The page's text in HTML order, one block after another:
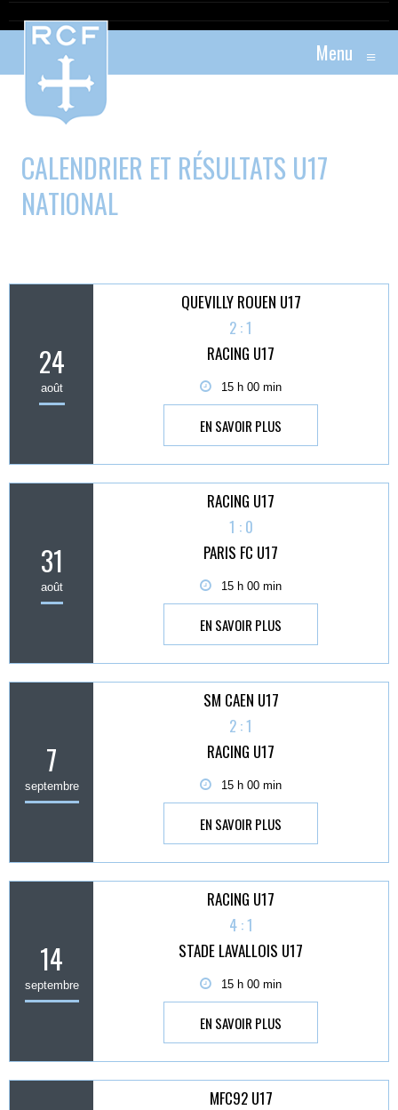
Menu ≡
CALENDRIER ET RÉSULTATS U17
NATIONAL
24
août
QUEVILLY ROUEN U17
2 : 1
RACING U17
15 h 00 min
EN SAVOIR PLUS
31
août
RACING U17
1 : 0
PARIS FC U17
15 h 00 min
EN SAVOIR PLUS
7
septembre
SM CAEN U17
2 : 1
RACING U17
15 h 00 min
EN SAVOIR PLUS
14
septembre
RACING U17
4 : 1
STADE LAVALLOIS U17
15 h 00 min
EN SAVOIR PLUS
MFC92 U17